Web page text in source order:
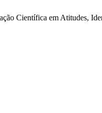
Científica em Atitudes,